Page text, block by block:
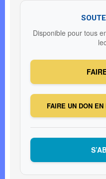
Disponible pour tous
FAIRE UN DON